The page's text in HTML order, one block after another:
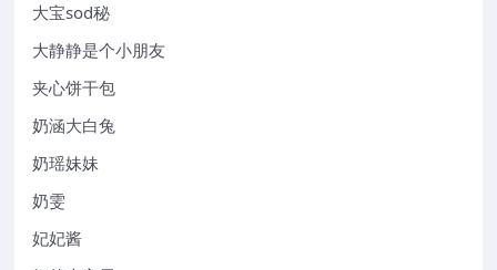
大宝sod秘
大静静是个小朋友
夹心饼干包
奶涵大白兔
奶瑶妹妹
奶雯
妃妃酱